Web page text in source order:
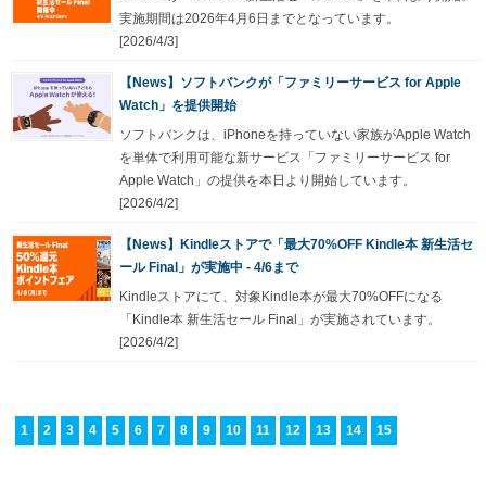
実施期間は2026年4月6日までとなっています。
[2026/4/3]
【News】ソフトバンクが「ファミリーサービス for Apple
Watch」を提供開始
ソフトバンクは、iPhoneを持っていない家族がApple Watch
を単体で利用可能な新サービス「ファミリーサービス for
Apple Watch」の提供を本日より開始しています。
[2026/4/2]
【News】Kindleストアで「最大70%OFF Kindle本 新生活セ
ール Final」が実施中 - 4/6まで
Kindleストアにて、対象Kindle本が最大70%OFFになる
「Kindle本 新生活セール Final」が実施されています。
[2026/4/2]
1 2 3 4 5 6 7 8 9 10 11 12 13 14 15